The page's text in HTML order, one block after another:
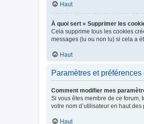
Haut
À quoi sert « Supprimer les
Cela supprime tous les cookies
messages (lu ou non lu) si cela a
Haut
Paramètres et préférences
Comment modifier mes
Si vous êtes membre de ce forum,
votre nom d’utilisateur en haut
Haut